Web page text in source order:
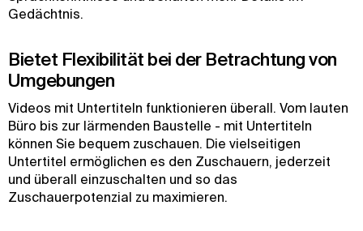
Gedächtnis.
Bietet Flexibilität bei der Betrachtung von
Umgebungen
Videos mit Untertiteln funktionieren überall. Vom lauten
Büro bis zur lärmenden Baustelle - mit Untertiteln
können Sie bequem zuschauen. Die vielseitigen
Untertitel ermöglichen es den Zuschauern, jederzeit
und überall einzuschalten und so das
Zuschauerpotenzial zu maximieren.